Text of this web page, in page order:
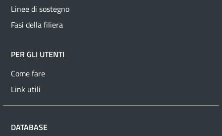
Linee di sostegno
Fasi della filiera
PER GLI UTENTI
Come fare
Link utili
DATABASE